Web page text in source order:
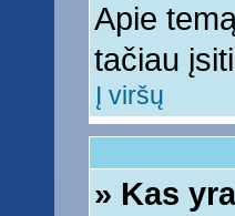
Apie
tačiau
Į viršų
» Kas